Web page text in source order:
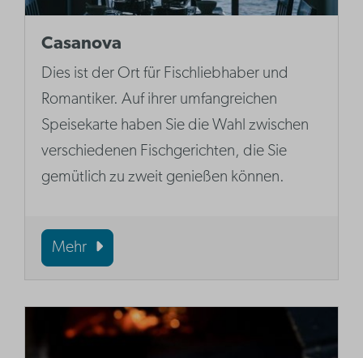
Casanova
Dies ist der Ort für Fischliebhaber und
Romantiker. Auf ihrer umfangreichen
Speisekarte haben Sie die Wahl zwischen
verschiedenen Fischgerichten, die Sie
gemütlich zu zweit genießen können.
Mehr